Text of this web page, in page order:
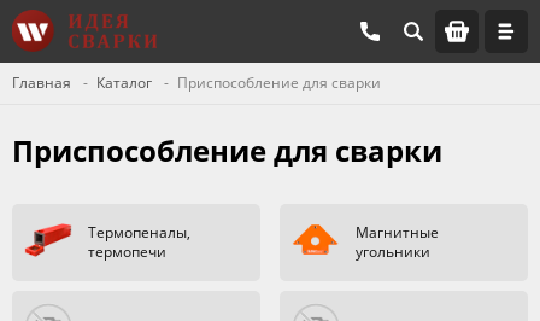
Главная Каталог Приспособление для сварки
Приспособление для сварки
Термопеналы,
термопечи
Магнитные
угольники